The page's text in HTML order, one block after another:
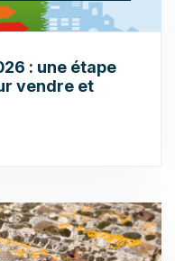
: une étape
vendre et